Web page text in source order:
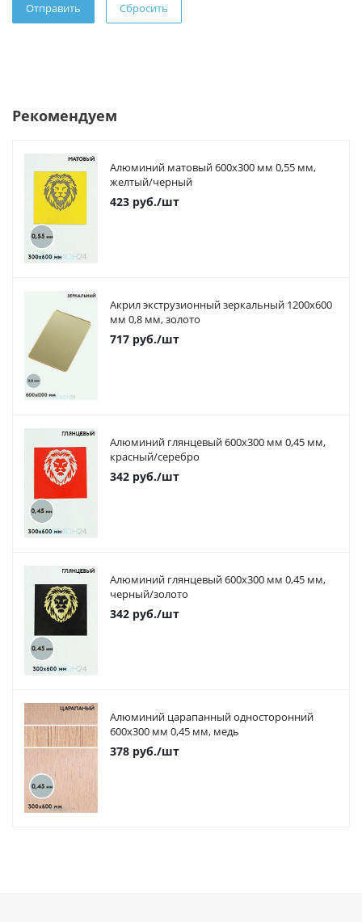
Сбросить
Рекомендуем
Алюминий матовый 600х300 мм 0,55 мм,
желтый/черный
423 руб./шт
Акрил экструзионный зеркальный 1200х600
мм 0,8 мм, золото
717 руб./шт
Алюминий глянцевый 600х300 мм 0,45 мм,
красный/серебро
342 руб./шт
Алюминий глянцевый 600х300 мм 0,45 мм,
черный/золото
342 руб./шт
Алюминий царапанный односторонний
600х300 мм 0,45 мм, медь
378 руб./шт